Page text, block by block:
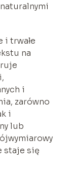
i trwałe
na
i
zarówno
i
lub
staje się